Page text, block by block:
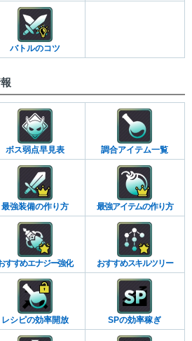
バトルのコツ
ボス弱点早見表 調合アイテム一覧
最強装備の作り方 最強アイテムの作り方
すすめエナジー強化 おすすめスキルツリー
レシピの効率開放 SPの効率稼ぎ